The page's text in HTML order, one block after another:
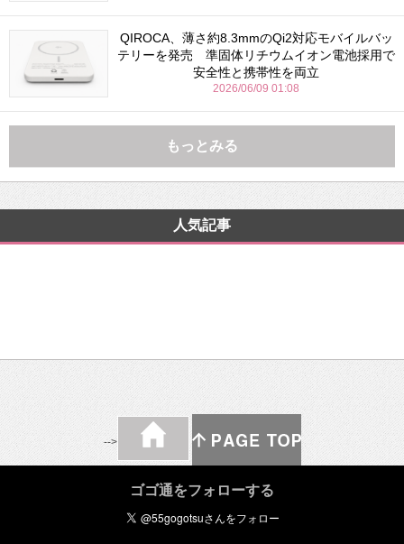
QIROCA、薄さ約8.3mmのQi2対応モバイルバッ
テリーを発売 準固体リチウムイオン電池採用で
安全性と携帯性を両立
2026/06/09 01:08
もっとみる
人気記事
-->
ゴゴ通をフォローする